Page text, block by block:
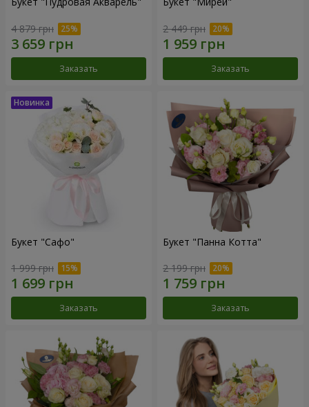
4 879 грн
Заказать
2 449 грн
Заказать
Букет "Сафо"
1 999 грн
Заказать
Букет "Панна Котта"
2 199 грн
Заказать